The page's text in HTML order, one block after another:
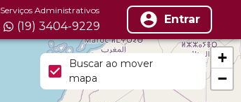
Serviços Administrativos
(19) 3404-9229 Entrar
+
−
Buscar ao mover
mapa